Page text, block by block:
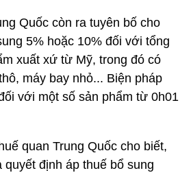
Quốc còn ra tuyên bố cho
5% hoặc 10% đối với tổng
xuất xứ từ Mỹ, trong đó có
máy bay nhỏ... Biện pháp
với một số sản phẩm từ 0h01
quan Trung Quốc cho biết,
quyết định áp thuế bổ sung